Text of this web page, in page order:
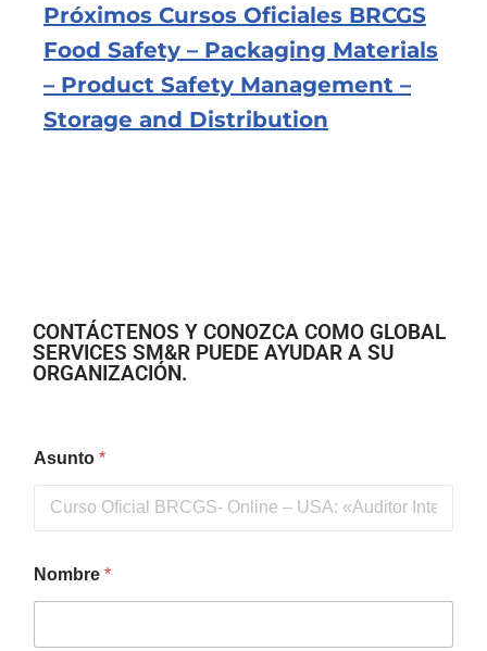
Próximos Cursos Oficiales BRCGS
Food Safety – Packaging Materials
– Product Safety Management –
Storage and Distribution
CONTÁCTENOS Y CONOZCA COMO GLOBAL
SERVICES SM&R PUEDE AYUDAR A SU
ORGANIZACIÓN.
Asunto *
Nombre *